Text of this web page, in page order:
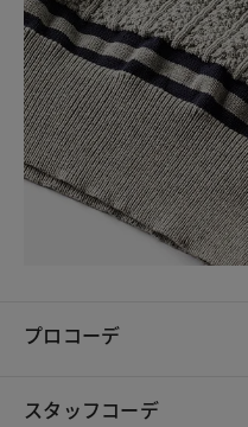
プロコーデ
スタッフコーデ